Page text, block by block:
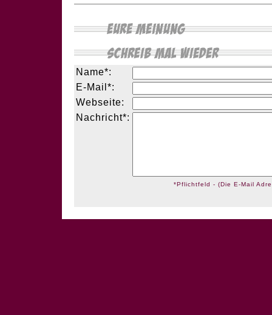
Name*:
E-Mail*:
Webseite:
Nachricht*:
*Pflichtfeld - (Die E-Mail